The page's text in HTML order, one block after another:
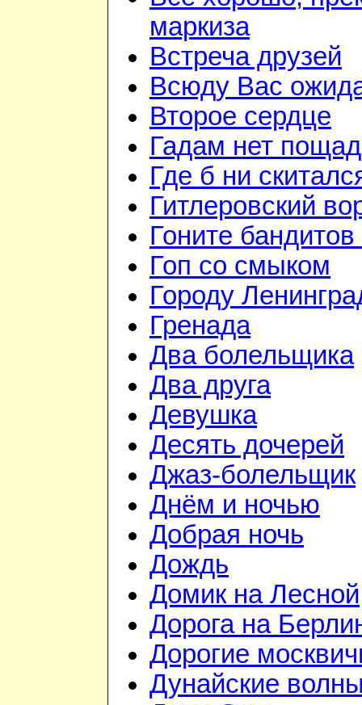
маркиза
Встреча друзей
Всюду Вас
Второе сердце
Гадам нет
Где б ни
Гитлеровский
Гоните
Гоп со смыком
Городу
Гренада
Два болельщика
Два друга
Девушка
Десять дочерей
Джаз-болельщик
Днём и ночью
Добрая ночь
Дождь
Домик на Лесной
Дорога на
Дорогие
Дунайские